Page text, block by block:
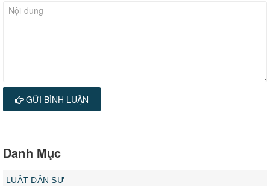
GỬI BÌNH LUẬN
Danh Mục
LUẬT DÂN SỰ